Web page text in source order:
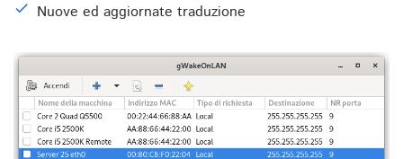
Nuove ed aggiornate traduzione